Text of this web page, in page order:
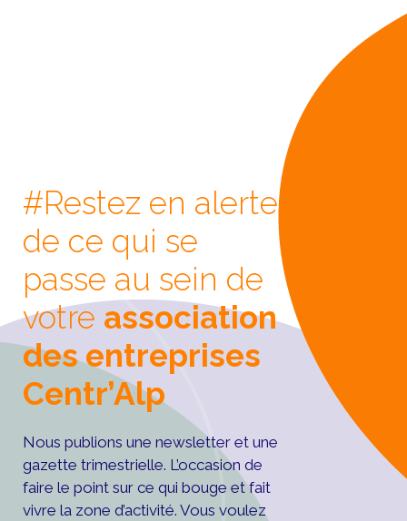
#Restez en alerte
de ce qui se
passe au sein de
votre association
des entreprises
Centr’Alp
Nous publions une newsletter et une
gazette trimestrielle. L’occasion de
faire le point sur ce qui bouge et fait
vivre la zone d’activité. Vous voulez